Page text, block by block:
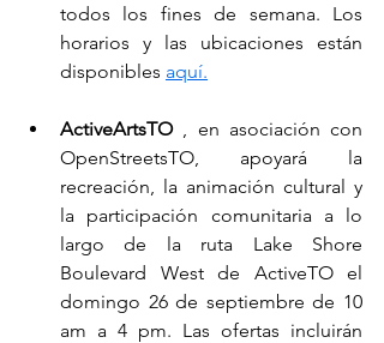
todos los fines de semana. Los
horarios y las ubicaciones están
disponibles aquí.
ActiveArtsTO , en asociación con
OpenStreetsTO, apoyará la
recreación, la animación cultural y
la participación comunitaria a lo
largo de la ruta Lake Shore
Boulevard West de ActiveTO el
domingo 26 de septiembre de 10
am a 4 pm. Las ofertas incluirán